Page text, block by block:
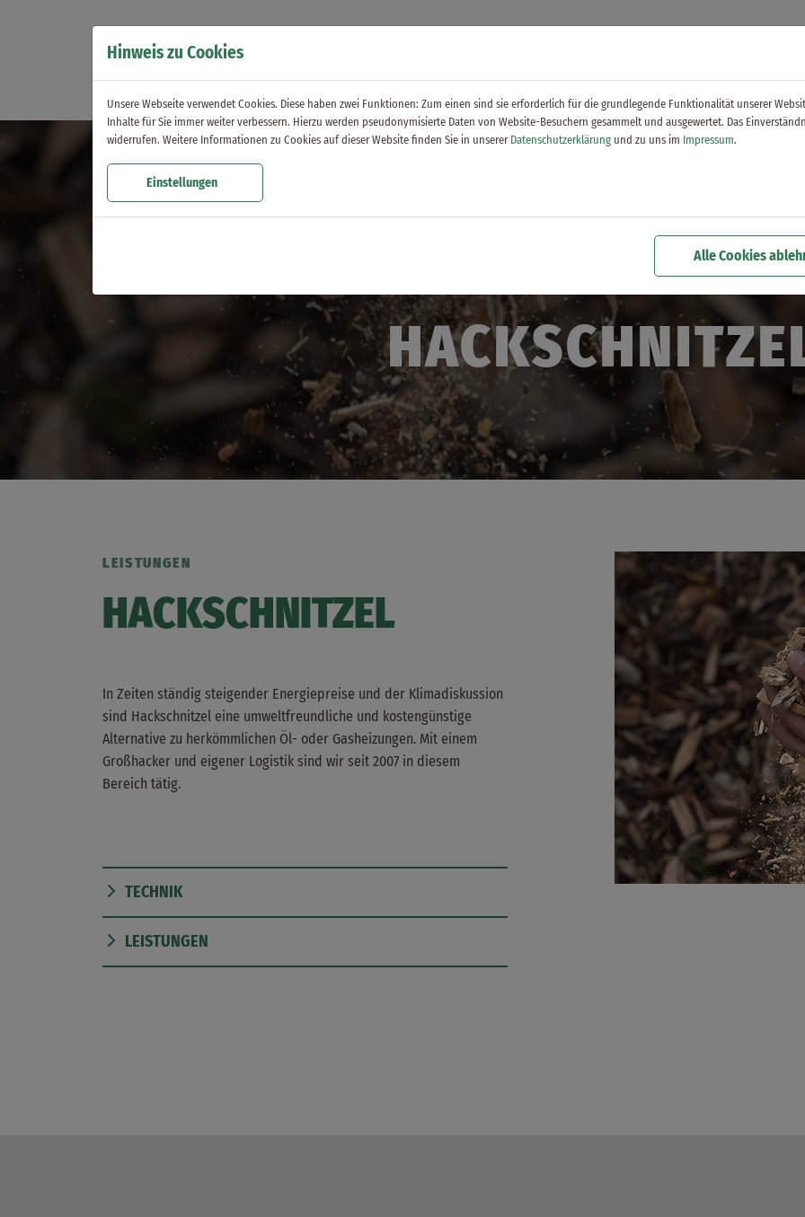
LEISTUNGEN
LEISTUNGEN
HACKSCHNITZEL
In Zeiten ständig steigender Energiepreise und der Klimadiskussion
sind Hackschnitzel eine umweltfreundliche und kostengünstige
Alternative zu herkömmlichen Öl- oder Gasheizungen. Mit einem
Großhacker und eigener Logistik sind wir seit 2007 in diesem
Bereich tätig.
TECHNIK
LEISTUNGEN
Hinweis zu Cookies
Unsere Webseite verwendet Cookies. Diese haben zwei Funktionen: Zum einen sind sie erforderlich für die grundlegende Funktionalität unserer
Inhalte für Sie immer weiter verbessern. Hierzu werden pseudonymisierte Daten von Website-Besuchern gesammelt und ausgewertet. Das
widerrufen. Weitere Informationen zu Cookies auf dieser Website finden Sie in unserer Datenschutzerklärung und zu uns im Impressum.
Einstellungen
Alle Cookies